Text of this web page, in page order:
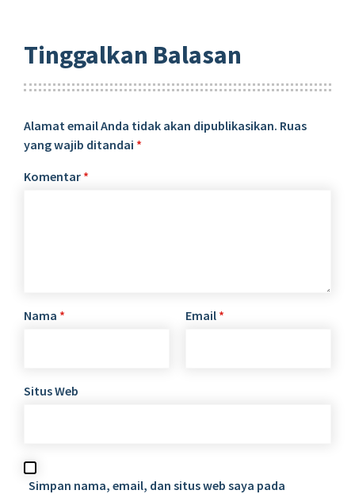
Tinggalkan Balasan
Alamat email Anda tidak akan dipublikasikan. Ruas
yang wajib ditandai *
Komentar *
Nama * Email *
Situs Web
Simpan nama, email, dan situs web saya pada